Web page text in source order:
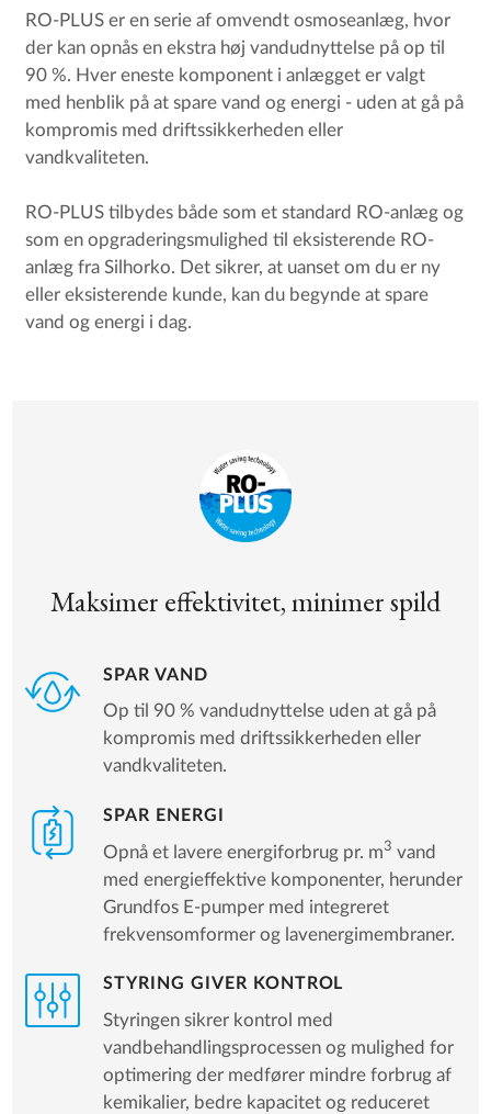
RO-PLUS er en serie af omvendt osmoseanlæg, hvor
der kan opnås en ekstra høj vandudnyttelse på op til
90 %. Hver eneste komponent i anlægget er valgt
med henblik på at spare vand og energi - uden at gå på
kompromis med driftssikkerheden eller
vandkvaliteten.
RO-PLUS tilbydes både som et standard RO-anlæg og
som en opgraderingsmulighed til eksisterende RO-
anlæg fra Silhorko. Det sikrer, at uanset om du er ny
eller eksisterende kunde, kan du begynde at spare
vand og energi i dag.
Maksimer effektivitet, minimer spild
SPAR VAND
Op til 90 % vandudnyttelse uden at gå på
kompromis med driftssikkerheden eller
vandkvaliteten.
SPAR ENERGI
Opnå et lavere energiforbrug pr. m3 vand
med energieffektive komponenter, herunder
Grundfos E-pumper med integreret
frekvensomformer og lavenergimembraner.
STYRING GIVER KONTROL
Styringen sikrer kontrol med
vandbehandlingsprocessen og mulighed for
optimering der medfører mindre forbrug af
kemikalier, bedre kapacitet og reduceret